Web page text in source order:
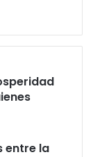
entre la